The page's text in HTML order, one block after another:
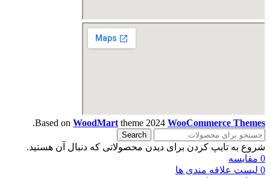
Based on WoodMart theme 2024 WooCommerce Themes
.
Search
شروع به تایپ کردن برای دیدن محصولاتی که دنبال آن هستید.
0 مقایسه
0 لیست علاقه مندی ها